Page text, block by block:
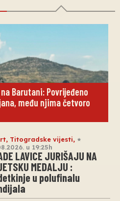
Barutani: Povrijeđeno
među njima četvoro
, Titogradske vijesti,
u 19:25h
LAVICE JURIŠAJU NA
MEDALJU :
u polufinalu